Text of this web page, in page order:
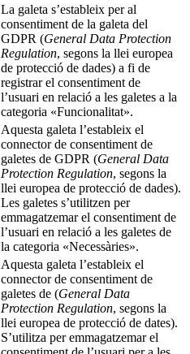
La galeta s’estableix per al
consentiment de la galeta del
GDPR (General Data Protection
Regulation, segons la llei europea
de protecció de dades) a fi de
registrar el consentiment de
l’usuari en relació a les galetes a la
categoria «Funcionalitat».
Aquesta galeta l’estableix el
connector de consentiment de
galetes de GDPR (General Data
Protection Regulation, segons la
llei europea de protecció de dades).
Les galetes s’utilitzen per
emmagatzemar el consentiment de
l’usuari en relació a les galetes de
la categoria «Necessàries».
Aquesta galeta l’estableix el
connector de consentiment de
galetes de (General Data
Protection Regulation, segons la
llei europea de protecció de dates).
S’utilitza per emmagatzemar el